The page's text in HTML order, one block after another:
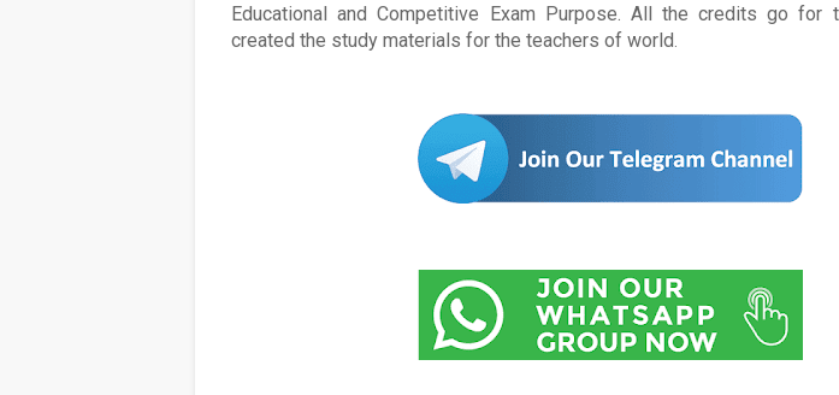
Educational and Competitive Exam Purpose. All the credits go for
created the study materials for the teachers of world